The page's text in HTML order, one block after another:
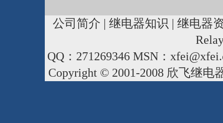
公司简介 | 继电器知识 | 继电器
QQ：271269346 MSN：
Copyright © 2001-2008 欣飞继电